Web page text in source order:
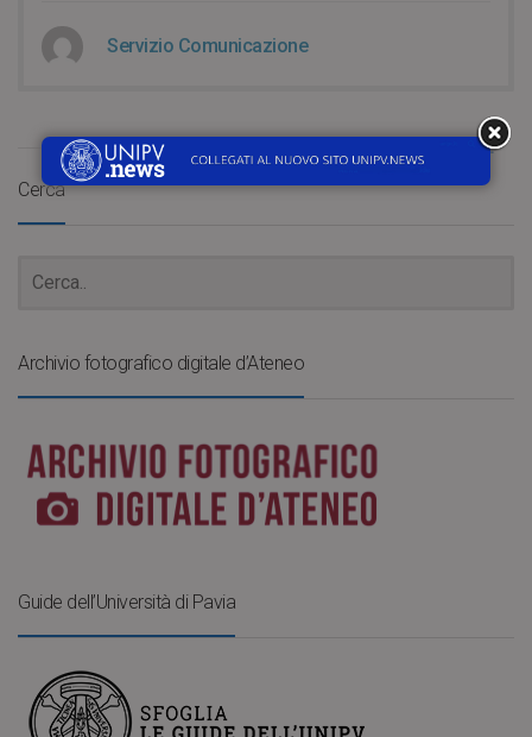
Servizio Comunicazione
LOAD MORE
Cerca
Archivio fotografico digitale d’Ateneo
Guide dell’Università di Pavia